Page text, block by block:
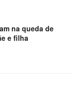
na queda de
e filha